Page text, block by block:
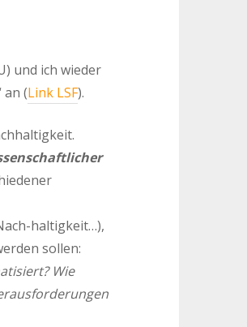
und ich wieder
an (Link LSF).
haltigkeit…),
sollen:
Wie